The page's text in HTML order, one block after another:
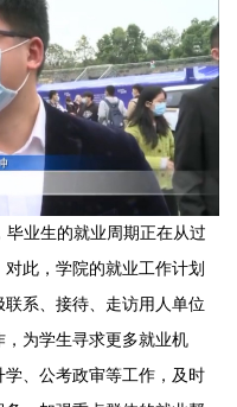
毕业生的就业周期正在从过
此，学院的就业工作计划
系、接待、走访用人单位
为学生寻求更多就业机
、公考政审等工作，及时